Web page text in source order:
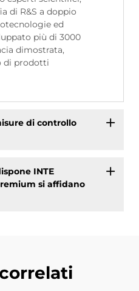
di R&S a doppio
ed
più di 3000
dimostrata,
di prodotti
di controllo
INTE
si affidano